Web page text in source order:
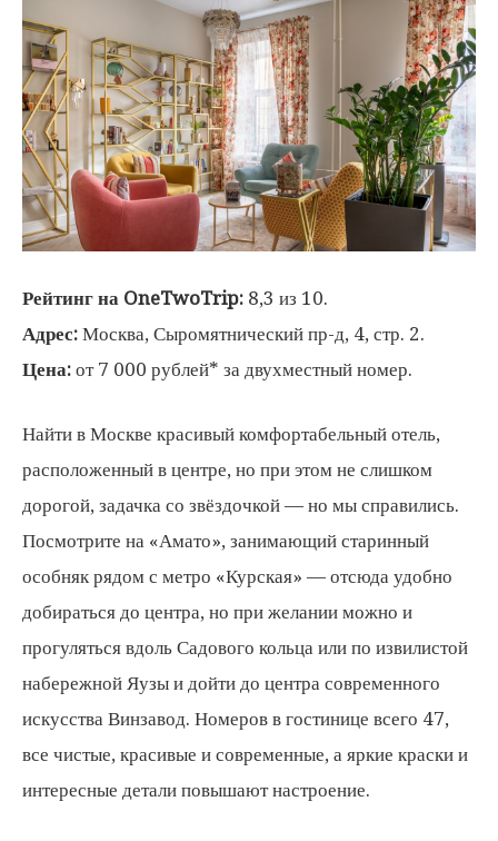
Рейтинг на OneTwoTrip: 8,3 из 10.
Адрес: Москва, Сыромятнический пр-д, 4, стр. 2.
Цена: от 7 000 рублей* за двухместный номер.
Найти в Москве красивый комфортабельный отель,
расположенный в центре, но при этом не слишком
дорогой, задачка со звёздочкой — но мы справились.
Посмотрите на «Амато», занимающий старинный
особняк рядом с метро «Курская» — отсюда удобно
добираться до центра, но при желании можно и
прогуляться вдоль Садового кольца или по извилистой
набережной Яузы и дойти до центра современного
искусства Винзавод. Номеров в гостинице всего 47,
все чистые, красивые и современные, а яркие краски и
интересные детали повышают настроение.